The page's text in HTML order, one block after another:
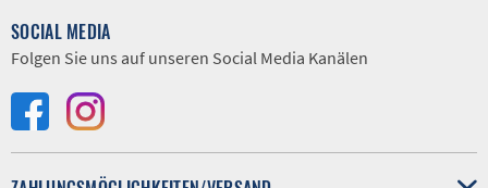
SOCIAL MEDIA
Folgen Sie uns auf unseren Social Media Kanälen